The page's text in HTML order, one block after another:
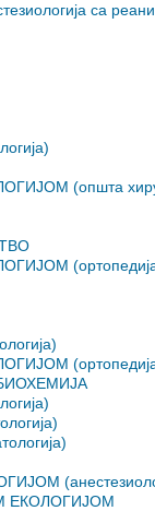
са
(општа
БИОХЕМИЈА
ЕКОЛОГИЈОМ